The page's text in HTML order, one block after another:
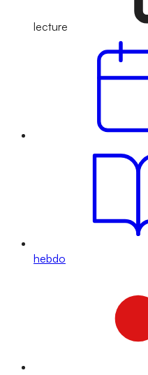
lecture
hebdo